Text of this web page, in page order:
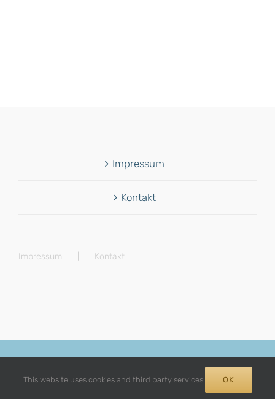
Impressum
Kontakt
Impressum Kontakt
Rights Reserved | Powered byWordPress
This website uses cookies and third party services. OK